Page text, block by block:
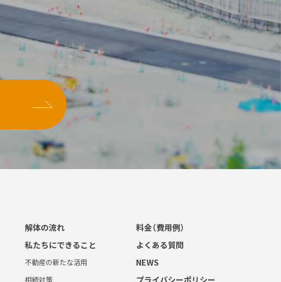
解体の流れ
私たちにできること
不動産の新たな活用
相続対策
料金（費用例）
よくある質問
NEWS
プライバシーポリシー